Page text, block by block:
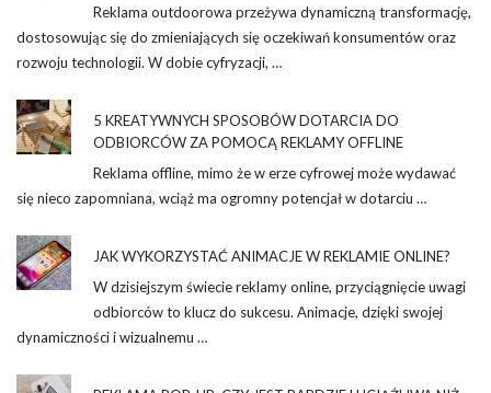
Reklama outdoorowa przeżywa dynamiczną transformację,
dostosowując się do zmieniających się oczekiwań konsumentów oraz
rozwoju technologii. W dobie cyfryzacji, …
5 KREATYWNYCH SPOSOBÓW DOTARCIA DO
ODBIORCÓW ZA POMOCĄ REKLAMY OFFLINE
Reklama offline, mimo że w erze cyfrowej może wydawać
się nieco zapomniana, wciąż ma ogromny potencjał w dotarciu …
JAK WYKORZYSTAĆ ANIMACJE W REKLAMIE ONLINE?
W dzisiejszym świecie reklamy online, przyciągnięcie uwagi
odbiorców to klucz do sukcesu. Animacje, dzięki swojej
dynamiczności i wizualnemu …